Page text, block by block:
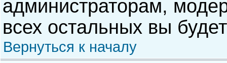
администраторам,
всех остальных вы
Вернуться к началу